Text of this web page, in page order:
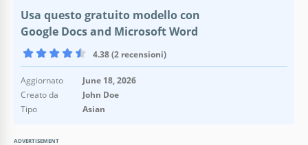
Usa questo gratuito modello con
Google Docs and Microsoft Word
4.38 (2 recensioni)
Aggiornato
June 18, 2026
Creato da
John Doe
Tipo
Asian
ADVERTISEMENT